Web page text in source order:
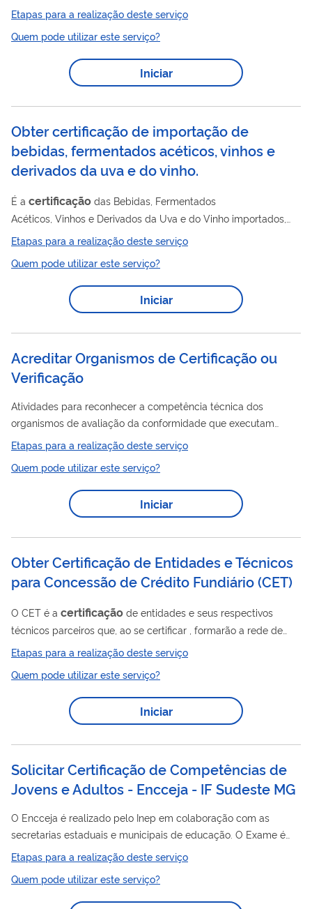
padrões ou especificações técnicas, notadamente quanto à
qualidade, natureza, material utilizado e metodologia
empregada. Seu objetivo é informar ao público que o produto
ou serviço distinguido pela marca está de acordo com normas
ou padrões técnicos específicos. É, portanto, diferente da
INPI NÃO ENVIA BOLETOS NEM FAZ COBRANÇAS....
Etapas para a realização deste serviço
Quem pode utilizar este serviço?
Iniciar
Obter certificação de importação de
bebidas, fermentados acéticos, vinhos e
derivados da uva e do vinho.
É a certificação das Bebidas, Fermentados
Acéticos, Vinhos e Derivados da Uva e do Vinho importados,
seja por meio da emissão do Certificado de Inspeção de
ou por meio da emissão das autorizações de dispensa de
coleta de amostras quando o produto já possuir CII apto e
válido ou for classificado como de excepcional qualidade.
Etapas para a realização deste serviço
Quem pode utilizar este serviço?
Iniciar
Acreditar Organismos de Certificação ou
Verificação
Atividades para reconhecer a competência técnica dos
organismos de avaliação da conformidade que executam
certificações de produtos, sistemas de gestão, pessoas,
processos ou serviços, bem como verificação e validação. Para
isto, utiliza programas de acreditação, estabelecidos em
Normas, cujos requisitos devem ser atendidos, plenamente,
pelos solicitantes. Esta acreditação engloba as modalidades:
organismos decertificaçãobaseada no...
Etapas para a realização deste serviço
Quem pode utilizar este serviço?
Iniciar
Obter Certificação de Entidades e Técnicos
para Concessão de Crédito Fundiário(CET)
O CET é a certificação de entidades e seus respectivos
técnicos parceiros que, ao se certificar , formarão a rede de
apoio responsável pela operacionalização do Programa
Nacional de Crédito Fundiário - PNCF nos estados e Distrito
Federal. Após acertificação, a entidade e seus técnicos
vinculados, poderão executar ações de serviços técnicos
Etapas para a realização deste serviço
Quem pode utilizar este serviço?
Iniciar
Solicitar Certificação de Competências de
Jovens e Adultos - Encceja - IF Sudeste MG
O Encceja é realizado pelo Inep em colaboração com as
secretarias estaduais e municipais de educação. O Exame é
aplicado pelo Inep, mas a emissão do certificado e declaração
de proficiência é responsabilidade das Secretarias Estaduais
de Educação e Institutos Federais de Educação, Ciência e
Tecnologia, que firmam Termo de Adesão ao Encceja. O Exame
Etapas para a realização deste serviço
Quem pode utilizar este serviço?